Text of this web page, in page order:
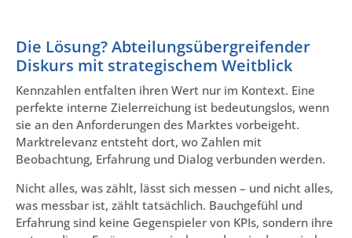
Die Lösung? Abteilungsübergreifender
Diskurs mit strategischem Weitblick
Kennzahlen entfalten ihren Wert nur im Kontext. Eine
perfekte interne Zielerreichung ist bedeutungslos, wenn
sie an den Anforderungen des Marktes vorbeigeht.
Marktrelevanz entsteht dort, wo Zahlen mit
Beobachtung, Erfahrung und Dialog verbunden werden.
Nicht alles, was zählt, lässt sich messen – und nicht alles,
was messbar ist, zählt tatsächlich. Bauchgefühl und
Erfahrung sind keine Gegenspieler von KPIs, sondern ihre